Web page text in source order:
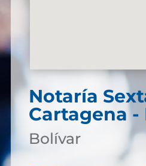
Notaría
Cartagena -
Bolívar